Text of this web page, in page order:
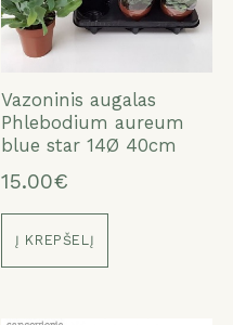
Vazoninis augalas
Phlebodium aureum
blue star 14Ø 40cm
15.00€
Į KREPŠELĮ